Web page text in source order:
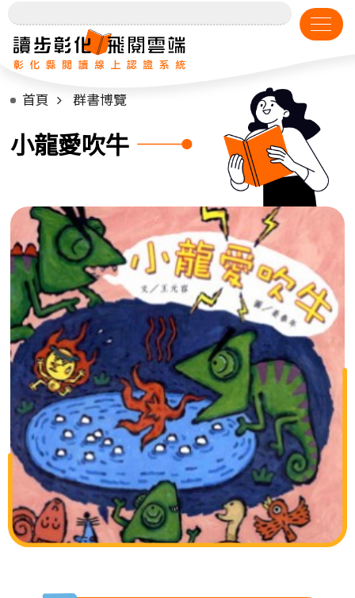
首頁 群書博覽
小龍愛吹牛